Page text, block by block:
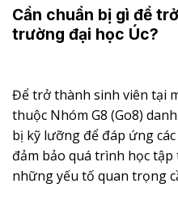
Cần chuẩn bị gì để
trường đại học Úc?
Để trở thành sinh viên tại
thuộc Nhóm G8 (Go8)
bị kỹ lưỡng để đáp ứng
đảm bảo quá trình học
những yếu tố quan trọng